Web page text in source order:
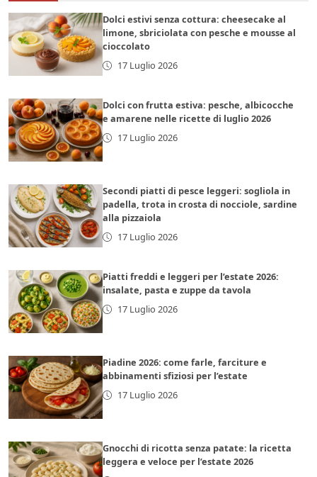
Dolci estivi senza cottura: cheesecake al
limone, sbriciolata con pesche e mousse al
cioccolato
17 Luglio 2026
Dolci con frutta estiva: pesche, albicocche
e amarene nelle ricette di luglio 2026
17 Luglio 2026
Secondi piatti di pesce leggeri: sogliola in
padella, trota in crosta di nocciole, sardine
alla pizzaiola
17 Luglio 2026
Piatti freddi e leggeri per l’estate 2026:
insalate, pasta e zuppe da tavola
17 Luglio 2026
Piadine 2026: come farle, farciture e
abbinamenti sfiziosi per l’estate
17 Luglio 2026
Gnocchi di ricotta senza patate: la ricetta
leggera e veloce per l’estate 2026